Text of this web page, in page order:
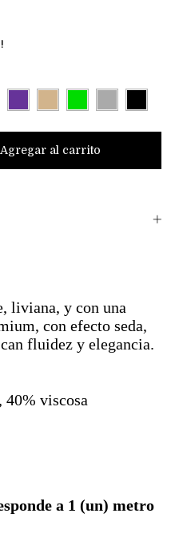
liviana, y con una
con efecto seda,
fluidez y elegancia.
40% viscosa
a 1 (un) metro